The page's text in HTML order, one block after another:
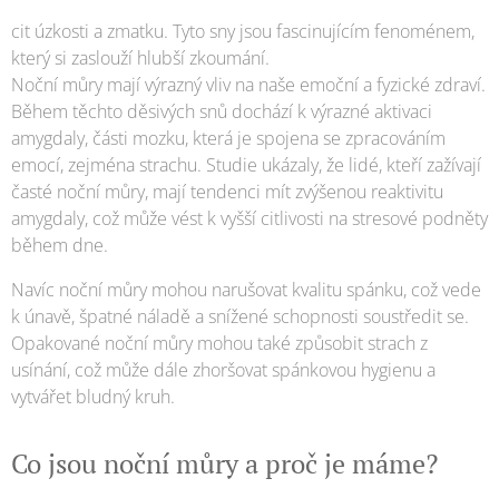
cit úzkosti a zmatku. Tyto sny jsou fascinujícím fenoménem,
který si zaslouží hlubší zkoumání.
Noční můry mají výrazný vliv na naše emoční a fyzické zdraví.
Během těchto děsivých snů dochází k výrazné aktivaci
amygdaly, části mozku, která je spojena se zpracováním
emocí, zejména strachu. Studie ukázaly, že lidé, kteří zažívají
časté noční můry, mají tendenci mít zvýšenou reaktivitu
amygdaly, což může vést k vyšší citlivosti na stresové podněty
během dne.
Navíc noční můry mohou narušovat kvalitu spánku, což vede
k únavě, špatné náladě a snížené schopnosti soustředit se.
Opakované noční můry mohou také způsobit strach z
usínání, což může dále zhoršovat spánkovou hygienu a
vytvářet bludný kruh.
Co jsou noční můry a proč je máme?